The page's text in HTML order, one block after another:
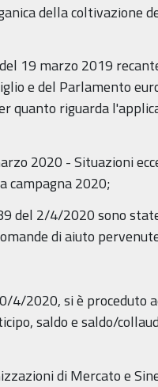
della coltivazione
19 marzo 2019
e del Parlamento
quanto riguarda
2020 - Situazioni
campagna 2020;
del 2/4/2020 sono
di aiuto
4/2020, si è proceduto
saldo e saldo/
di Mercato e